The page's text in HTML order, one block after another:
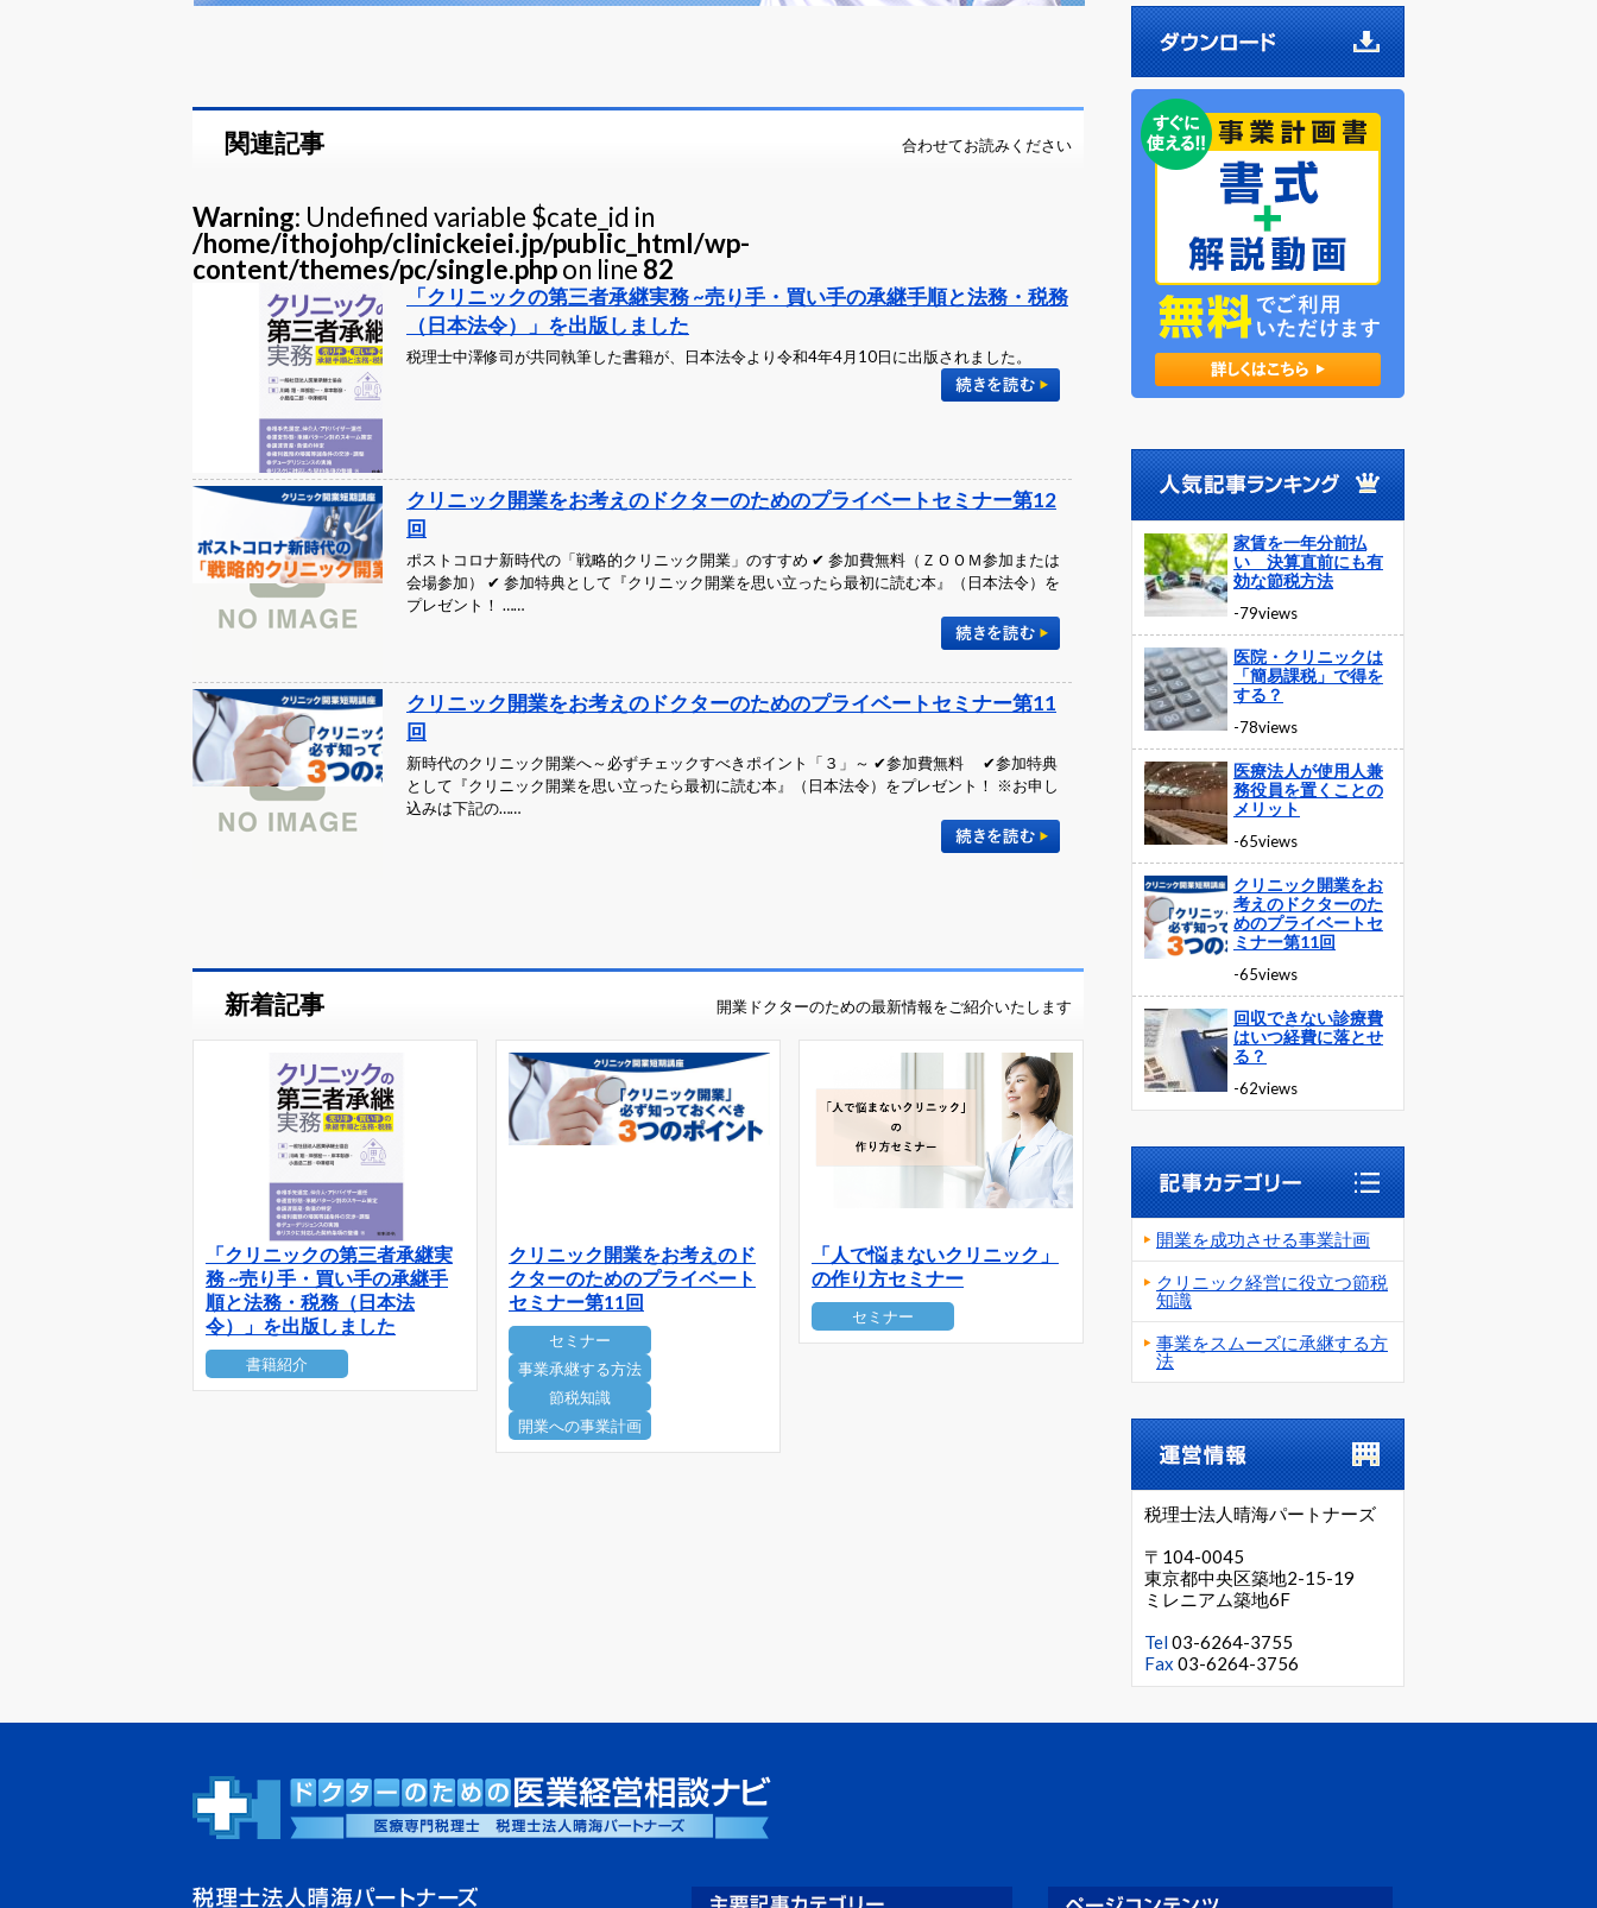
関連記事 合わせてお読みください
Warning: Undefined variable $cate_id in
/home/ithojohp/clinickeiei.jp/public_html/wp-
content/themes/pc/single.phpon line 82
「クリニックの第三者承継実務 ~売り手・買い手の承継手順と法務・税務
（日本法令）」を出版しました
税理士中澤修司が共同執筆した書籍が、日本法令より令和4年4月10日に出版されました。
クリニック開業をお考えのドクターのためのプライベートセミナー第12
回
ポストコロナ新時代の「戦略的クリニック開業」のすすめ ✔ 参加費無料（ＺＯＯＭ参加または
会場参加） ✔ 参加特典として『クリニック開業を思い立ったら最初に読む本』（日本法令）を
プレゼント！ ……
クリニック開業をお考えのドクターのためのプライベートセミナー第11
回
新時代のクリニック開業へ～必ずチェックすべきポイント「３」～ ✔参加費無料 ✔参加特典
として『クリニック開業を思い立ったら最初に読む本』（日本法令）をプレゼント！ ※お申し
込みは下記の……
新着記事 開業ドクターのための最新情報をご紹介いたします
「クリニックの第三者承継実
務 ~売り手・買い手の承継手
順と法務・税務（日本法
令）」を出版しました
書籍紹介
クリニック開業をお考えのド
クターのためのプライベート
セミナー第11回
セミナー
事業承継する方法
節税知識
開業への事業計画
「人で悩まないクリニック」
の作り方セミナー
セミナー
家賃を一年分前払
い 決算直前にも有
効な節税方法
-79views
医院・クリニックは
「簡易課税」で得を
する？
-78views
医療法人が使用人兼
務役員を置くことの
メリット
-65views
クリニック開業をお
考えのドクターのた
めのプライベートセ
ミナー第11回
-65views
回収できない診療費
はいつ経費に落とせ
る？
-62views
開業を成功させる事業計画
クリニック経営に役立つ節税
知識
事業をスムーズに承継する方
法
税理士法人晴海パートナーズ
〒104-0045
東京都中央区築地2-15-19
ミレニアム築地6F
Tel03-6264-3755
Fax 03-6264-3756